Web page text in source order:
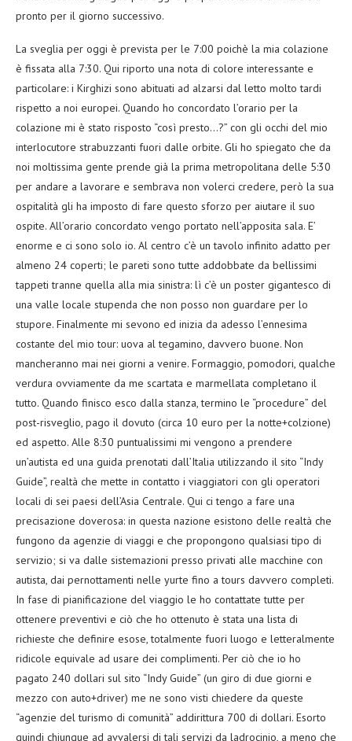
pronto per il giorno successivo.
La sveglia per oggi è prevista per le 7:00 poichè la mia colazione
è fissata alla 7:30. Qui riporto una nota di colore interessante e
particolare: i Kirghizi sono abituati ad alzarsi dal letto molto tardi
rispetto a noi europei. Quando ho concordato l’orario per la
colazione mi è stato risposto “così presto…?” con gli occhi del mio
interlocutore strabuzzanti fuori dalle orbite. Gli ho spiegato che da
noi moltissima gente prende già la prima metropolitana delle 5:30
per andare a lavorare e sembrava non volerci credere, però la sua
ospitalità gli ha imposto di fare questo sforzo per aiutare il suo
ospite. All’orario concordato vengo portato nell’apposita sala. E’
enorme e ci sono solo io. Al centro c’è un tavolo infinito adatto per
almeno 24 coperti; le pareti sono tutte addobbate da bellissimi
tappeti tranne quella alla mia sinistra: lì c’è un poster gigantesco di
una valle locale stupenda che non posso non guardare per lo
stupore. Finalmente mi sevono ed inizia da adesso l’ennesima
costante del mio tour: uova al tegamino, davvero buone. Non
mancheranno mai nei giorni a venire. Formaggio, pomodori, qualche
verdura ovviamente da me scartata e marmellata completano il
tutto. Quando finisco esco dalla stanza, termino le “procedure” del
post-risveglio, pago il dovuto (circa 10 euro per la notte+colzione)
ed aspetto. Alle 8:30 puntualissimi mi vengono a prendere
un’autista ed una guida prenotati dall’Italia utilizzando il sito “Indy
Guide”, realtà che mette in contatto i viaggiatori con gli operatori
locali di sei paesi dell’Asia Centrale. Qui ci tengo a fare una
precisazione doverosa: in questa nazione esistono delle realtà che
fungono da agenzie di viaggi e che propongono qualsiasi tipo di
servizio; si va dalle sistemazioni presso privati alle macchine con
autista, dai pernottamenti nelle yurte fino a tours davvero completi.
In fase di pianificazione del viaggio le ho contattate tutte per
ottenere preventivi e ciò che ho ottenuto è stata una lista di
richieste che definire esose, totalmente fuori luogo e letteralmente
ridicole equivale ad usare dei complimenti. Per ciò che io ho
pagato 240 dollari sul sito “Indy Guide” (un giro di due giorni e
mezzo con auto+driver) me ne sono visti chiedere da queste
“agenzie del turismo di comunità” addirittura 700 di dollari. Esorto
quindi chiunque ad avvalersi di tali servizi da ladrocinio, a meno che